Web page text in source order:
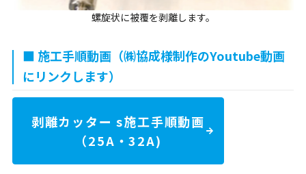
螺旋状に被覆を剥離します。
■ 施工手順動画（㈱協成様制作のYoutube動画
にリンクします）
剥離カッター s施工手順動画
（25A・32A)